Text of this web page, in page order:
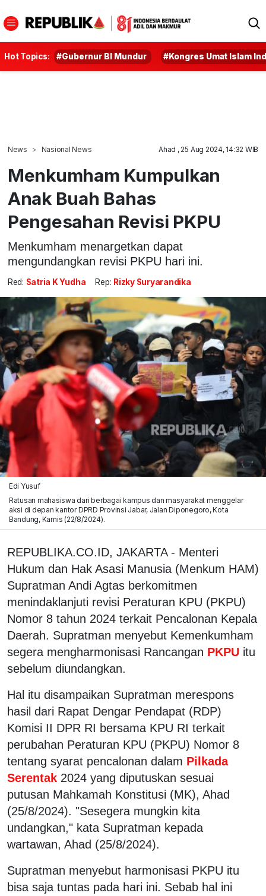
Hot Topics: #Gubernur BI Mundur #Kongres Umat Islam
News Nasional News Ahad , 25 Aug 2024, 14:32 WIB
Menkumham Kumpulkan
Anak Buah Bahas
Pengesahan Revisi PKPU
Menkumham menargetkan dapat
mengundangkan revisi PKPU hari ini.
Red: Satria K Yudha Rep: Rizky Suryarandika
Edi Yusuf
Ratusan mahasiswa dari berbagai kampus dan masyarakat menggelar
aksi di depan kantor DPRD Provinsi Jabar, Jalan Diponegoro, Kota
Bandung, Kamis (22/8/2024).
REPUBLIKA.CO.ID, JAKARTA - Menteri
Hukum dan Hak Asasi Manusia (Menkum HAM)
Supratman Andi Agtas berkomitmen
menindaklanjuti revisi Peraturan KPU (PKPU)
Nomor 8 tahun 2024 terkait Pencalonan Kepala
Daerah. Supratman menyebut Kemenkumham
segera mengharmonisasi Rancangan PKPU itu
sebelum diundangkan.
Hal itu disampaikan Supratman merespons
hasil dari Rapat Dengar Pendapat (RDP)
Komisi II DPR RI bersama KPU RI terkait
perubahan Peraturan KPU (PKPU) Nomor 8
tentang syarat pencalonan dalam Pilkada
Serentak 2024 yang diputuskan sesuai
putusan Mahkamah Konstitusi (MK), Ahad
(25/8/2024). "Sesegera mungkin kita
undangkan," kata Supratman kepada
wartawan, Ahad (25/8/2024).
Supratman menyebut harmonisasi PKPU itu
bisa saja tuntas pada hari ini. Sebab hal ini